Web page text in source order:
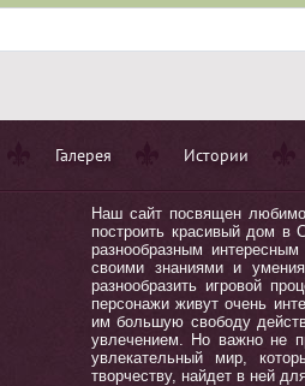
Галерея Истории
Наш сайт посвящен
построить красивый дом в
разнообразным
своими знаниями и
разнообразить игровой
персонажи живут очень
им большую свободу
увлечением. Но важно не
увлекательный мир,
творчеству, найдет в ней